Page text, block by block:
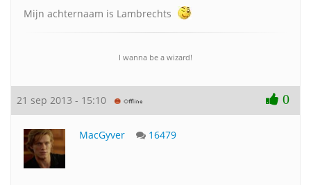
Mijn achternaam is Lambrechts
I wanna be a wizard!
21 sep 2013 - 15:10 0
MacGyver 16479